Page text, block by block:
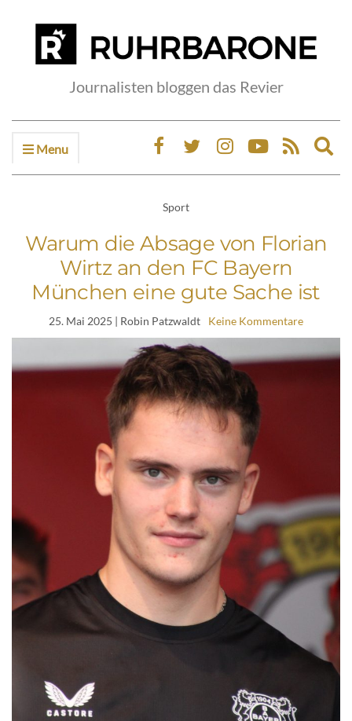
Journalisten bloggen das Revier
Menu
Sport
Warum die Absage von Florian
Wirtz an den FC Bayern
München eine gute Sache ist
25. Mai 2025 | Robin Patzwaldt Keine Kommentare